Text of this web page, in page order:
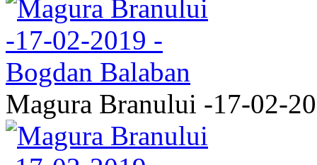
Magura Branului -17-02-